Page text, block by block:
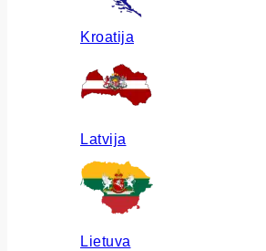
Kroatija
Latvija
Lietuva